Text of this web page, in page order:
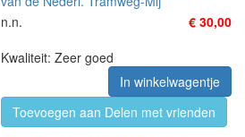
n.n.
€ 30,00
Kwaliteit: Zeer goed
In winkelwagentje
Toevoegen aan Delen met vrienden